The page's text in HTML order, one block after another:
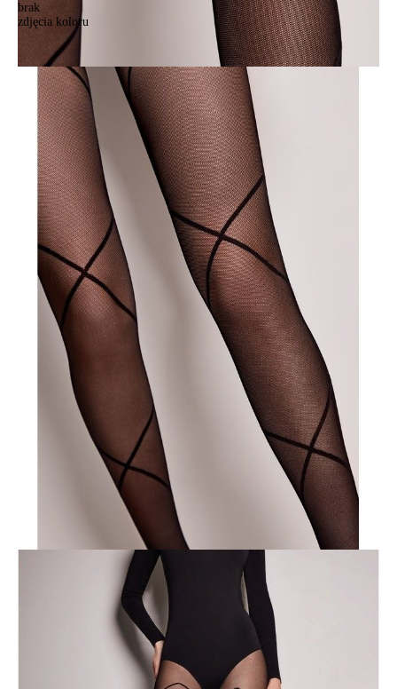
brak
zdjęcia koloru
Rajstopy damskie CE FANTASY INTRIGUE, r.2, nero
Rajstopy damskie CE FANTASY INTRIGUE, r.2, nero
60,90 zł
Kolory:
BRAK
ZDJĘCIA
Rozmiary:
Tabela rozmiarów
Ilość:
+
DODAJ DO KOSZYKA
Jak złożyć zamówienie
POWIADOM MNIE O DOSTĘPNOŚCI
ПОЛУЧИТЬ ПО EMAIL
darmowa od 99 zł
czas dostawy: 1-2 dni robocze
Paczkomaty InPost 24/7,darmowa od 50 zł
czas dostawy: 1-2 dni robocze
Odbiór osobistyw sklepie Conte (Łodz)
pn.- czw. 8:00 - 16:00, pt. 8:00 - 14:00
Lakoniczne, ale jednocześnie intrygujące rajstopy z imitacją
sznurowania Intrigue pomogą Ci stworzyć stylizacje godne pierwszych
stron kolorowych magazynów.
Efekt tiulu (drobnej siateczki) jest tworzony dzięki zastosowaniu
specjalnej technologii splotu prasowanego „stop runs”, która zatrzymuje
zstępujące pętle, spowalniając w ten sposób proces tworzenia „oczek”.